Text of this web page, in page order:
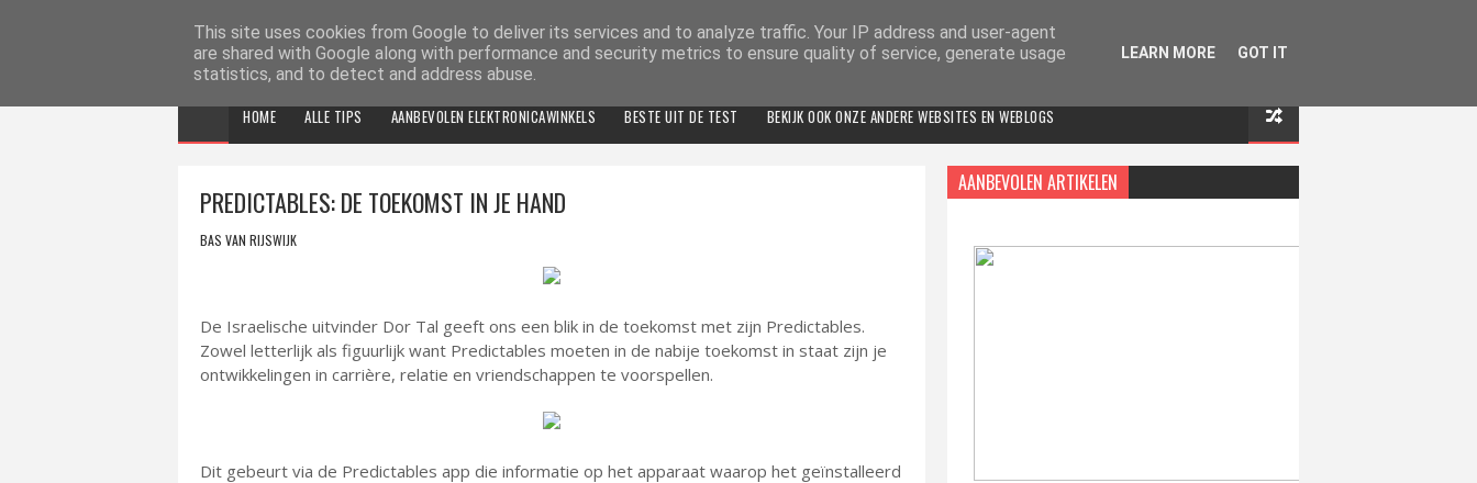
ELEKTRONICA TIPS
HOME ALLE TIPS AANBEVOLEN ELEKTRONICAWINKELS BESTE UIT DE TEST BEKIJK OOK ONZE ANDERE WEBSITES EN WEBLOGS
PREDICTABLES: DE TOEKOMST IN JE HAND
BAS VAN RIJSWIJK
De Israelische uitvinder Dor Tal geeft ons een blik in de toekomst met zijn Predictables.
Zowel letterlijk als figuurlijk want Predictables moeten in de nabije toekomst in staat zijn je
ontwikkelingen in carrière, relatie en vriendschappen te voorspellen.
Dit gebeurt via de Predictables app die informatie op het apparaat waarop het geïnstalleerd
AANBEVOLEN ARTIKELEN
This site uses cookies from Google to deliver its services and to analyze traffic. Your IP address and user-agent
are shared with Google along with performance and security metrics to ensure quality of service, generate usage
statistics, and to detect and address abuse.
LEARN MORE GOT IT